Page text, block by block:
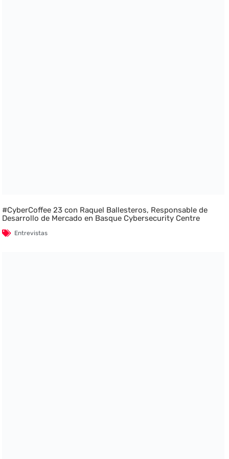
#CyberCoffee 23 con Raquel Ballesteros, Responsable de
Desarrollo de Mercado en Basque Cybersecurity Centre
Entrevistas